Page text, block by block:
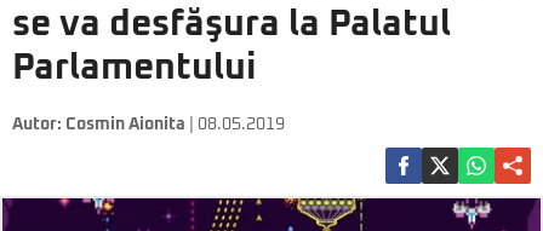
se va desfăşura la Palatul
Parlamentului
Autor: Cosmin Aionita | 08.05.2019